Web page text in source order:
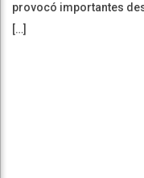
provocó importantes
[…]